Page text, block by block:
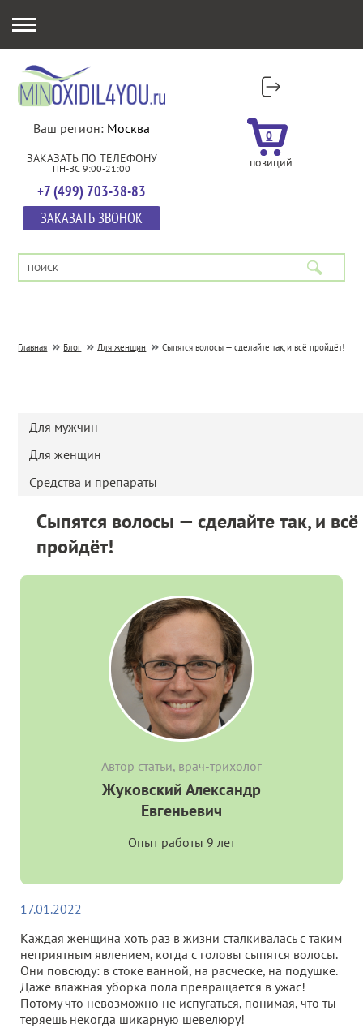
Ваш регион: Москва
ЗАКАЗАТЬ ПО ТЕЛЕФОНУ
ПН-ВС 9:00-21:00
+7 (499) 703-38-83
ЗАКАЗАТЬ ЗВОНОК
0
позиций
Главная Блог Для женщин Сыпятся волосы — сделайте так, и всё пройдёт!
Для мужчин
Для женщин
Средства и препараты
Сыпятся волосы — сделайте так, и всё
пройдёт!
Автор статьи, врач-трихолог
Жуковский Александр
Евгеньевич
Опыт работы 9 лет
17.01.2022
Каждая женщина хоть раз в жизни сталкивалась с таким
неприятным явлением, когда с головы сыпятся волосы.
Они повсюду: в стоке ванной, на расческе, на подушке.
Даже влажная уборка пола превращается в ужас!
Потому что невозможно не испугаться, понимая, что ты
теряешь некогда шикарную шевелюру!